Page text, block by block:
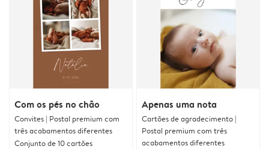
Com os pés no chão
Convites | Postal premium com
três acabamentos diferentes
Conjunto de 10 cartões
Apenas uma nota
Cartões de agradecimento |
Postal premium com três
acabamentos diferentes